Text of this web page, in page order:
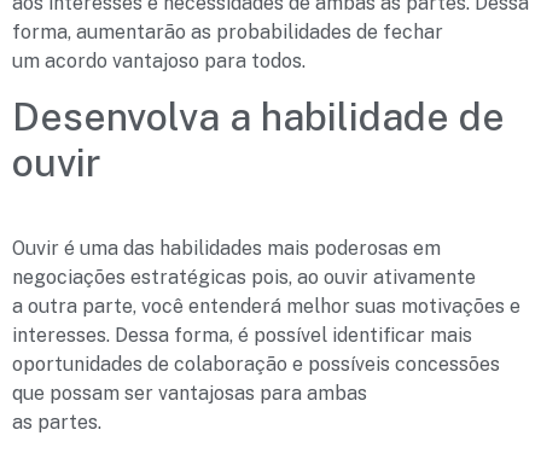
forma, aumentarão as probabilidades de fechar
um acordo vantajoso para todos.
Desenvolva a habilidade de
ouvir
Ouvir é uma das habilidades mais poderosas em
negociações estratégicas pois, ao ouvir ativamente
a outra parte, você entenderá melhor suas motivações e
interesses. Dessa forma, é possível identificar mais
oportunidades de colaboração e possíveis concessões
que possam ser vantajosas para ambas
as partes.